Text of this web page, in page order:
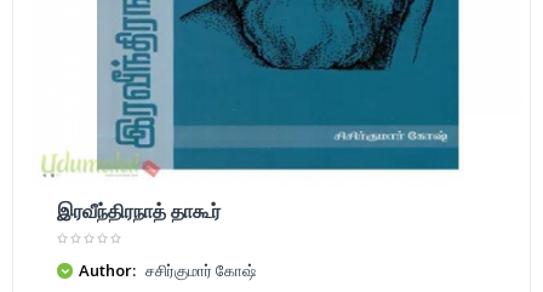
இரவீந்திரநாத் தாகூர்
Author: சசிர்குமார் கோஷ்